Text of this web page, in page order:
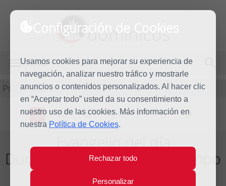
Configuración de Cookies
Usamos cookies para mejorar su experiencia de
navegación, analizar nuestro tráfico y mostrarle
anuncios o contenidos personalizados. Al hacer clic
en “Aceptar todo” usted da su consentimiento a
nuestro uso de las cookies. Más información en
nuestra Política de Cookies.
Rechazar todo
Personalizar
dominicos
MENÚ
Predicación
L M X J V S D
Evangelio del día
Duodécima Semana del Tiempo
Ordinario - Año Par